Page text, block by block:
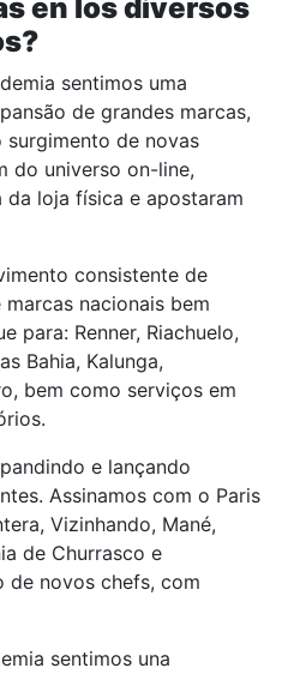
en los diversos
sentimos uma
de grandes marcas,
de novas
do universo on-line,
loja física e apostaram
consistente de
nacionais bem
para: Renner, Riachuelo,
Bahia, Kalunga,
bem como serviços em
e lançando
Assinamos com o Paris
Vizinhando, Mané,
de Churrasco e
de novos chefs, com
sentimos una